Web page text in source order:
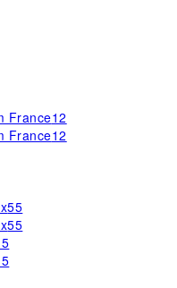
France12
France12
55
55